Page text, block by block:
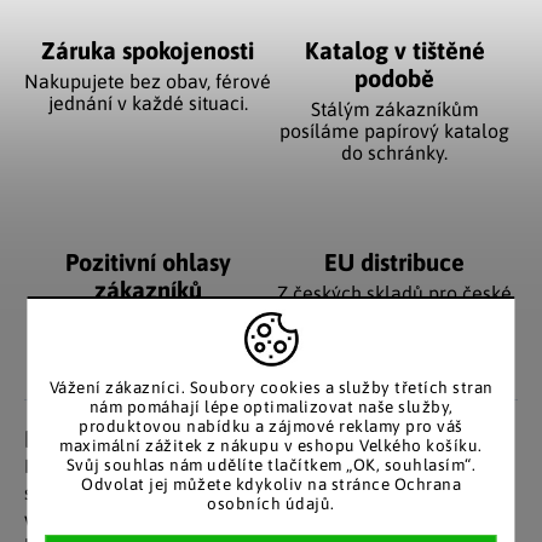
Vážení zákazníci. Soubory cookies a služby třetích stran
nám pomáhají lépe optimalizovat naše služby,
produktovou nabídku a zájmové reklamy pro váš
maximální zážitek z nákupu v eshopu Velkého košíku.
Svůj souhlas nám udělíte tlačítkem „OK, souhlasím“.
Odvolat jej můžete kdykoliv na stránce Ochrana
osobních údajů.
Záruka spokojenosti
Nakupujete bez obav, férové
jednání v každé situaci.
Katalog v tištěné
podobě
Stálým zákazníkům
posíláme papírový katalog
do schránky.
Pozitivní ohlasy
zákazníků
Za desítky let na trhu jsme
EU distribuce
Z českých skladů pro české
zákazníky. Značkové zboží
Detailní popis produktu
Kouzelný květináč s roztomilým milovníkem květin, který
si zamilujete vy i vaše květiny. Je vyroben v terakotovém
vzhledu, ale ve skutečnosti je celý kus z umělého